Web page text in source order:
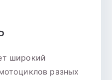
широкий
разных